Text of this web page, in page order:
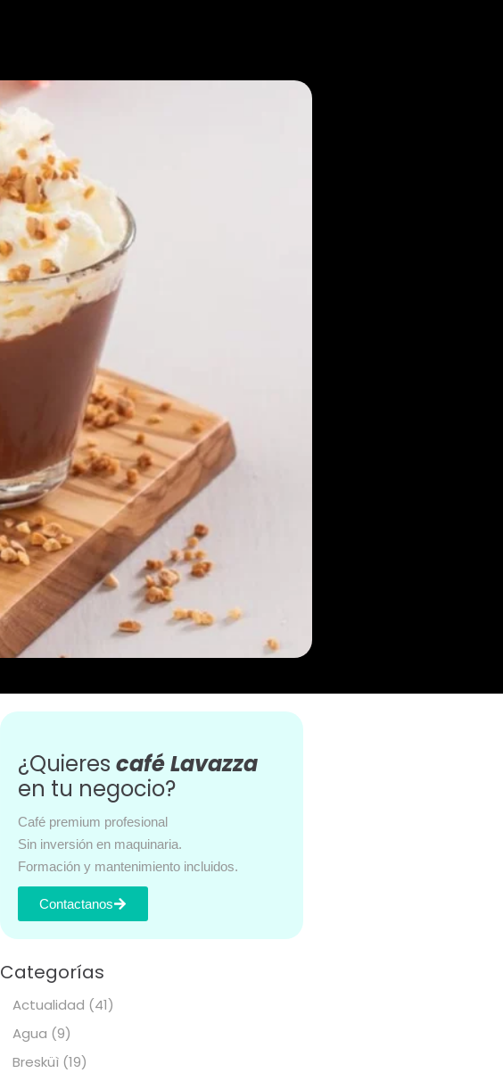
¿Quieres café Lavazza
en tu negocio?
Café premium profesional
Sin inversión en maquinaria.
Formación y mantenimiento incluidos.
Contactanos
Categorías
Actualidad (41)
Agua (9)
Bresküì(19)